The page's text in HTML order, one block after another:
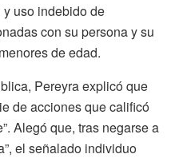
uso indebido de
con su persona y su
de edad.
Pereyra explicó que
de acciones que calificó
Alegó que, tras negarse a
el señalado individuo